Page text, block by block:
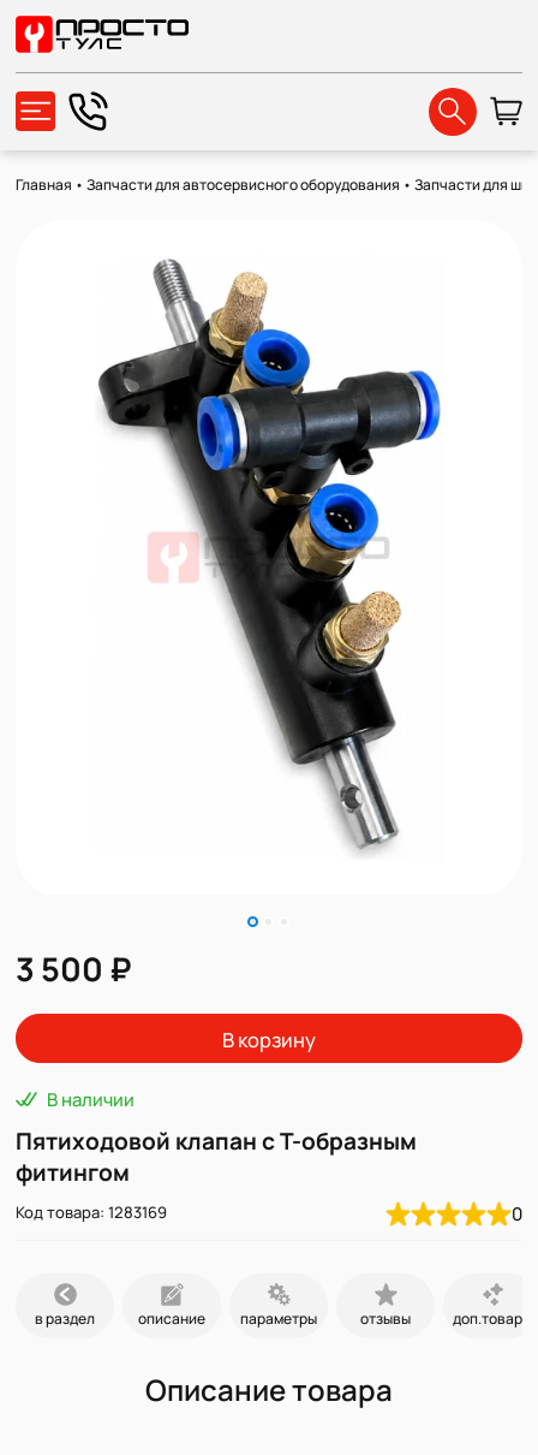
Главная •Запчасти для автосервисного оборудования •Запчасти для
3 500 ₽
В корзину
В наличии
Пятиходовой клапан с Т-образным
фитингом
Код товара: 1283169 0
в раздел описание параметры отзывы доп.товары
Описание товара